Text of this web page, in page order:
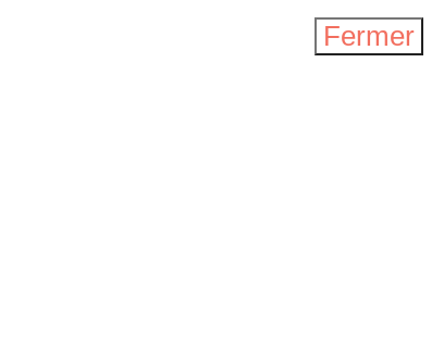
Fermer